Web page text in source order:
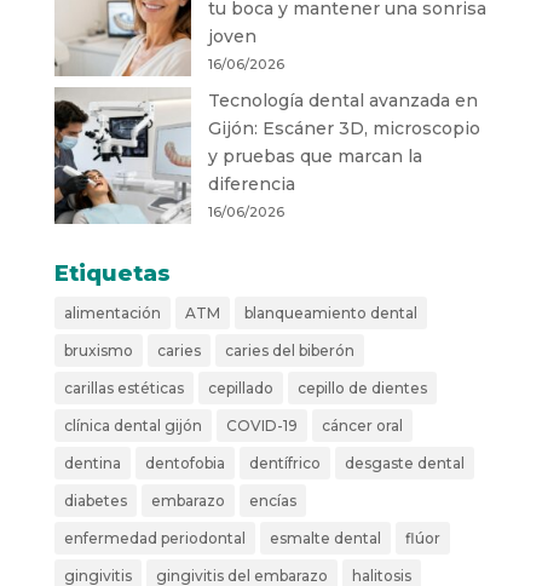
tu boca y mantener una sonrisa
joven
16/06/2026
Tecnología dental avanzada en
Gijón: Escáner 3D, microscopio
y pruebas que marcan la
diferencia
16/06/2026
Etiquetas
alimentación ATM blanqueamiento dental
bruxismo caries caries del biberón
carillas estéticas cepillado cepillo de dientes
clínica dental gijón COVID-19 cáncer oral
dentina dentofobia dentífrico desgaste dental
diabetes embarazo encías
enfermedad periodontal esmalte dental flúor
gingivitis gingivitis del embarazo halitosis